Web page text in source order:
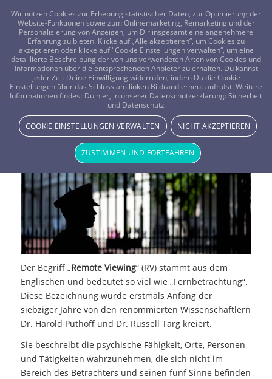
FRAGEN? KOSTENLOS ANRUFEN: 0800-8478266
Remote Viewing – Hellseherei für
den Geheimdienst
MAGIE & METHODEN
Der Begriff „Remote Viewing“ (RV) stammt aus dem
Englischen und bedeutet so viel wie „Fernbetrachtung“.
Diese Bezeichnung wurde erstmals Anfang der
siebziger Jahre von den renommierten Wissenschaftlern
Dr. Harold Puthoff und Dr. Russell Targ kreiert.
Sie beschreibt die psychische Fähigkeit, Orte, Personen
und Tätigkeiten wahrzunehmen, die sich nicht im
Bereich des Betrachters und seinen fünf Sinne befinden
Wir nutzen Cookies zur Erhebung statistischer Daten, zur Optimierung der
Website-Funktionen sowie zum Onlinemarketing, Remarketing und der
Personalisierung von Anzeigen, um Dir insgesamt eine angenehmere
Erfahrung zu bieten. Klicke auf „Alle akzeptieren“, um Cookies zu
akzeptieren oder klicke auf "Cookie Einstellungen verwalten“, um eine
detaillierte Beschreibung der von uns verwendeten Arten von Cookies und
Informationen über die entsprechenden Anbieter zu erhalten. Du kannst
jeder Zeit Deine Einwilligung widerrufen, indem Du die Cookie
Einstellungen über das Schloss am linken Bildrand erneut aufrufst. Weitere
Informationen findest Du hier, in unserer Datenschutzerklärung: Sicherheit
und Datenschutz
COOKIE EINSTELLUNGEN VERWALTEN NICHT AKZEPTIEREN
ZUSTIMMEN UND FORTFAHREN